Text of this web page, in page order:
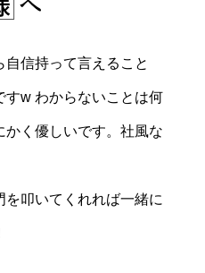
信持って言えること
すw わからないことは何
かく優しいです。社風な
叩いてくれれば一緒に